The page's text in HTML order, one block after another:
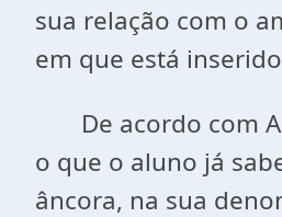
sua relação com o
em que está
De acordo com
o que o aluno já
âncora, na sua